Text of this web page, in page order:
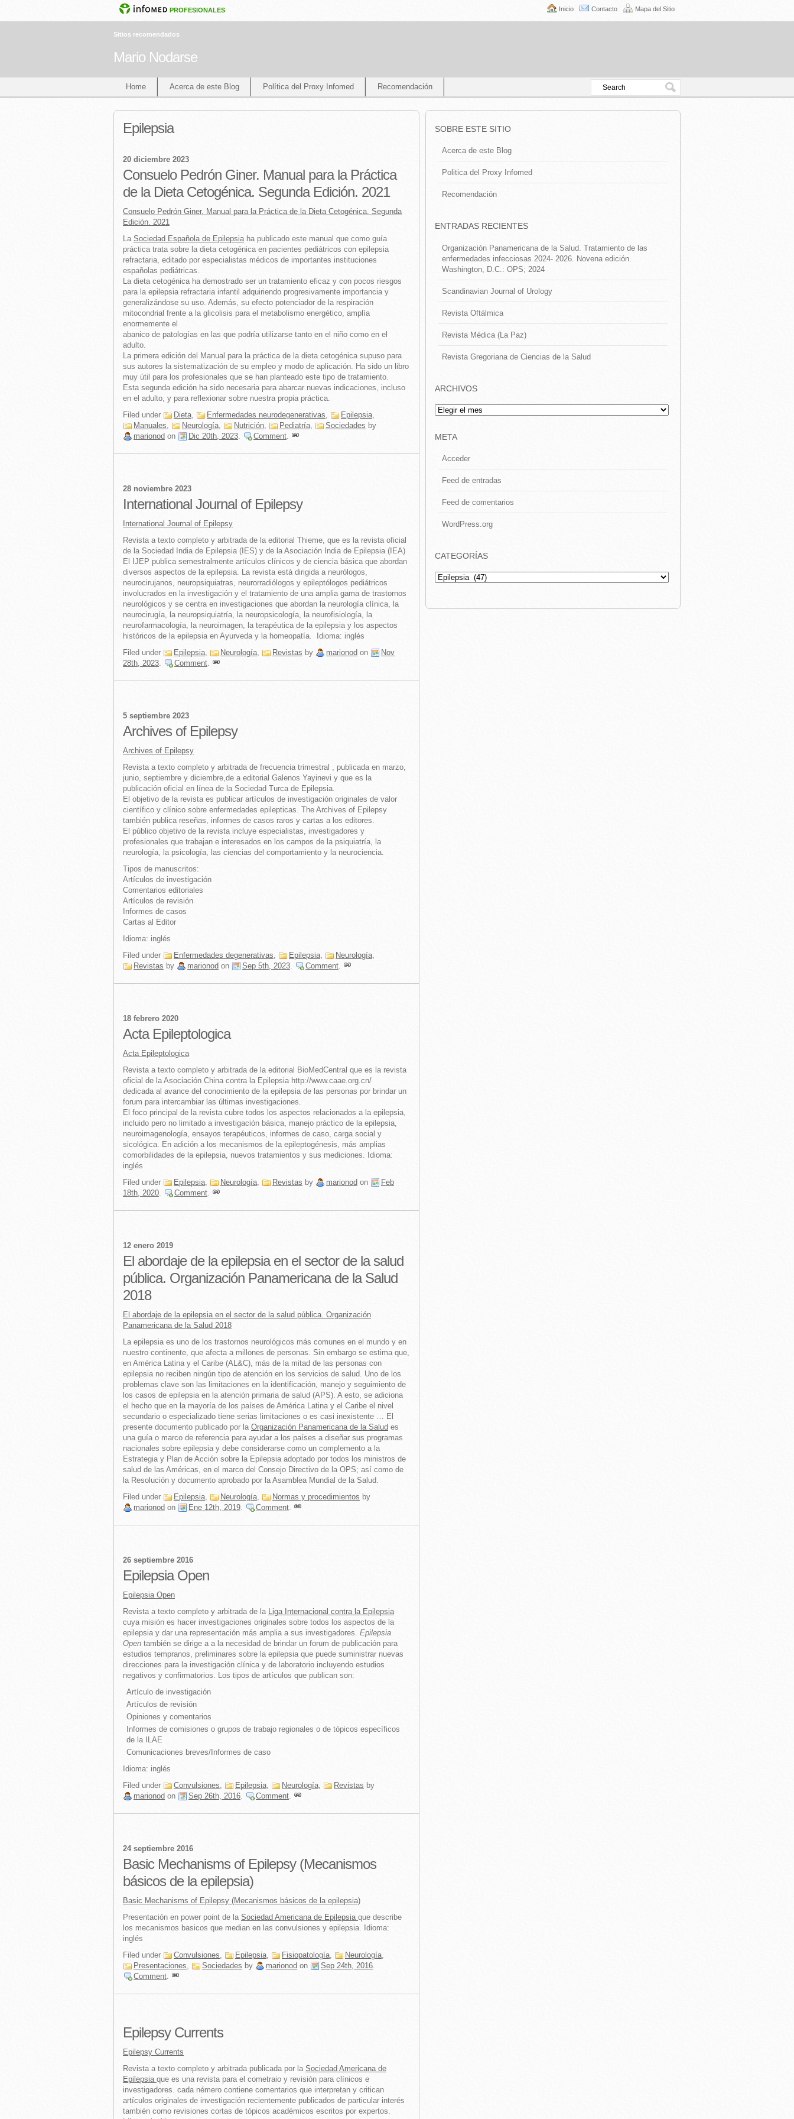
PROFESIONALES Inicio Contacto Mapa del Sitio
Sitios recomendados
Mario Nodarse
Home Acerca de este Blog Política del Proxy Infomed Recomendación
Epilepsia
20 diciembre 2023
Consuelo Pedrón Giner. Manual para la Práctica
de la Dieta Cetogénica. Segunda Edición. 2021
Consuelo Pedrón Giner. Manual para la Práctica de la Dieta Cetogénica. Segunda
Edición. 2021
La Sociedad Española de Epilepsiaha publicado este manual que como guía
práctica trata sobre la dieta cetogénica en pacientes pediátricos con epilepsia
refractaria, editado por especialistas médicos de importantes instituciones
españolas pediátricas.
La dieta cetogénica ha demostrado ser un tratamiento eficaz y con pocos riesgos
para la epilepsia refractaria infantil adquiriendo progresivamente importancia y
generalizándose su uso. Además, su efecto potenciador de la respiración
mitocondrial frente a la glicolisis para el metabolismo energético, amplía
enormemente el
abanico de patologías en las que podría utilizarse tanto en el niño como en el
adulto.
La primera edición del Manual para la práctica de la dieta cetogénica supuso para
sus autores la sistematización de su empleo y modo de aplicación. Ha sido un libro
muy útil para los profesionales que se han planteado este tipo de tratamiento.
Esta segunda edición ha sido necesaria para abarcar nuevas indicaciones, incluso
en el adulto, y para reflexionar sobre nuestra propia práctica.
Filed under
Dieta, Enfermedades neurodegenerativas, Epilepsia,
Manuales, Neurología, Nutrición, Pediatría, Sociedades by
marionod on Dic 20th, 2023. Comment.
28 noviembre 2023
International Journal of Epilepsy
International Journal of Epilepsy
Revista a texto completo y arbitrada de la editorial Thieme, que es la revista oficial
de la Sociedad India de Epilepsia (IES) y de la Asociación India de Epilepsia (IEA)
El IJEP publica semestralmente artículos clínicos y de ciencia básica que abordan
diversos aspectos de la epilepsia. La revista está dirigida a neurólogos,
neurocirujanos, neuropsiquiatras, neurorradiólogos y epileptólogos pediátricos
involucrados en la investigación y el tratamiento de una amplia gama de trastornos
neurológicos y se centra en investigaciones que abordan la neurología clínica, la
neurocirugía, la neuropsiquiatría, la neuropsicología, la neurofisiología, la
neurofarmacología, la neuroimagen, la terapéutica de la epilepsia y los aspectos
históricos de la epilepsia en Ayurveda y la homeopatía. Idioma: inglés
Filed under
Epilepsia, Neurología, Revistas by marionod on
Nov
28th, 2023. Comment.
5 septiembre 2023
Archives of Epilepsy
Archives of Epilepsy
Revista a texto completo y arbitrada de frecuencia trimestral , publicada en marzo,
junio, septiembre y diciembre,de a editorial Galenos Yayinevi y que es la
publicación oficial en línea de la Sociedad Turca de Epilepsia.
El objetivo de la revista es publicar artículos de investigación originales de valor
científico y clínico sobre enfermedades epilepticas. The Archives of Epilepsy
también publica reseñas, informes de casos raros y cartas a los editores.
El público objetivo de la revista incluye especialistas, investigadores y
profesionales que trabajan e interesados en los campos de la psiquiatría, la
neurología, la psicología, las ciencias del comportamiento y la neurociencia.
Tipos de manuscritos:
Artículos de investigación
Comentarios editoriales
Artículos de revisión
Informes de casos
Cartas al Editor
Idioma: inglés
Filed under
Enfermedades degenerativas, Epilepsia, Neurología,
Revistas by marionod on Sep 5th, 2023. Comment.
18 febrero 2020
Acta Epileptologica
Acta Epileptologica
Revista a texto completo y arbitrada de la editorial BioMedCentral que es la revista
oficial de la Asociación China contra la Epilepsia http://www.caae.org.cn/
dedicada al avance del conocimiento de la epilepsia de las personas por brindar un
forum para intercambiar las últimas investigaciones.
El foco principal de la revista cubre todos los aspectos relacionados a la epilepsia,
incluido pero no limitado a investigación básica, manejo práctico de la epilepsia,
neuroimagenología, ensayos terapéuticos, informes de caso, carga social y
sicológica. En adición a los mecanismos de la epileptogénesis, más amplias
comorbilidades de la epilepsia, nuevos tratamientos y sus mediciones. Idioma:
inglés
Filed under
Epilepsia, Neurología, Revistas by marionod on
Feb
18th, 2020. Comment.
12 enero 2019
El abordaje de la epilepsia en el sector de la salud
pública. Organización Panamericana de la Salud
2018
El abordaje de la epilepsia en el sector de la salud pública. Organización
Panamericana de la Salud 2018
La epilepsia es uno de los trastornos neurológicos más comunes en el mundo y en
nuestro continente, que afecta a millones de personas. Sin embargo se estima que,
en América Latina y el Caribe (AL&C), más de la mitad de las personas con
epilepsia no reciben ningún tipo de atención en los servicios de salud. Uno de los
problemas clave son las limitaciones en la identificación, manejo y seguimiento de
los casos de epilepsia en la atención primaria de salud (APS). A esto, se adiciona
el hecho que en la mayoría de los países de América Latina y el Caribe el nivel
secundario o especializado tiene serias limitaciones o es casi inexistente … El
presente documento publicado por la Organización Panamericana de la Salud es
una guía o marco de referencia para ayudar a los países a diseñar sus programas
nacionales sobre epilepsia y debe considerarse como un complemento a la
Estrategia y Plan de Acción sobre la Epilepsia adoptado por todos los ministros de
salud de las Américas, en el marco del Consejo Directivo de la OPS; así como de
la Resolución y documento aprobado por la Asamblea Mundial de la Salud.
Filed under
Epilepsia, Neurología, Normas y procedimientos by
marionod on Ene 12th, 2019. Comment.
26 septiembre 2016
Epilepsia Open
Epilepsia Open
Revista a texto completo y arbitrada de la Liga Internacional contra la Epilepsia
cuya misión es hacer investigaciones originales sobre todos los aspectos de la
epilepsia y dar una representación más amplia a sus investigadores. Epilepsia
Open también se dirige a a la necesidad de brindar un forum de publicación para
estudios tempranos, preliminares sobre la epilepsia que puede suministrar nuevas
direcciones para la investigación clínica y de laboratorio incluyendo estudios
negativos y confirmatorios. Los tipos de artículos que publican son:
Artículo de investigación
Artículos de revisión
Opiniones y comentarios
Informes de comisiones o grupos de trabajo regionales o de tópicos específicos
de la ILAE
Comunicaciones breves/Informes de caso
Idioma: inglés
Filed under
Convulsiones, Epilepsia, Neurología, Revistas by
marionod on Sep 26th, 2016. Comment.
24 septiembre 2016
Basic Mechanisms of Epilepsy (Mecanismos
básicos de la epilepsia)
Basic Mechanisms of Epilepsy (Mecanismos básicos de la epilepsia)
Presentación en power point de la Sociedad Americana de Epilepsia que describe
los mecanismos basicos que median en las convulsiones y epilepsia. Idioma:
inglés
Filed under
Convulsiones, Epilepsia, Fisiopatología, Neurología,
Presentaciones, Sociedades by marionod on Sep 24th, 2016.
Comment.
Epilepsy Currents
Epilepsy Currents
Revista a texto completo y arbitrada publicada por la Sociedad Americana de
Epilepsia que es una revista para el cometraio y revisión para clínicos e
investigadores. cada némero contiene comentarios que interpretan y critican
artículos originales de investigación recientemente publicados de particular interés
también como revisiones cortas de tópicos académicos escritos por expertos.
SOBRE ESTE SITIO
Acerca de este Blog
Politica del Proxy Infomed
Recomendación
ENTRADAS RECIENTES
Organización Panamericana de la Salud. Tratamiento de las
enfermedades infecciosas 2024- 2026. Novena edición.
Washington, D.C.: OPS; 2024
Scandinavian Journal of Urology
Revista Oftálmica
Revista Médica (La Paz)
Revista Gregoriana de Ciencias de la Salud
ARCHIVOS
Archivos
META
Acceder
Feed de entradas
Feed de comentarios
WordPress.org
CATEGORÍAS
Categorías